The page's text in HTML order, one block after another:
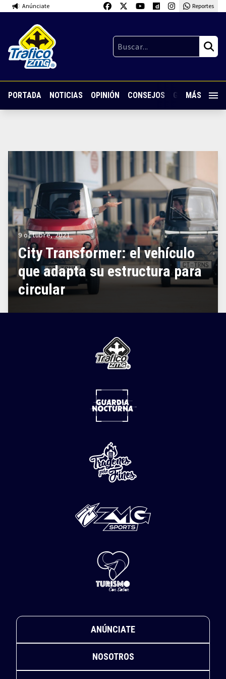
Anúnciate Reportes
PORTADA NOTICIAS OPINIÓN CONSEJOS GUARDIA
MÁS
9 octubre, 2021
City Transformer: el vehículo
que adapta su estructura para
circular
ANÚNCIATE
NOSOTROS